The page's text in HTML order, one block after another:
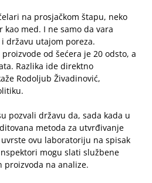
na prosjačkom štapu, neko
med. I ne samo da vara
državu utajom poreza.
proizvode od šećera je 20 odsto, a
Razlika ide direktno
Rodoljub Živadinović,
pozvali državu da, sada kada u
metoda za utvrđivanje
ovu laboratoriju na spisak
mogu slati službene
proizvoda na analize.